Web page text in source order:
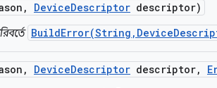
, DeviceDescriptor descriptor)
, DeviceDescriptor descriptor,